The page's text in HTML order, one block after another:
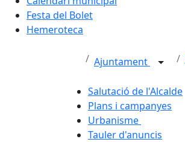
Festa del Bolet
Hemeroteca
Ajuntament
Salutació de l'Alcalde
Plans i campanyes
Urbanisme
Tauler d'anuncis